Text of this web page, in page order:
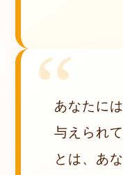
あなたに
与えられ
とは、あ